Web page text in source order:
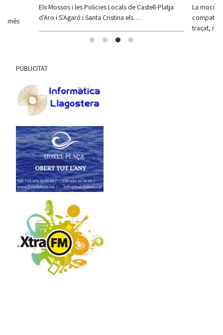
Els Mossos i les Policies Locals de Castell-Platja
d'Aro i S'Agaró i Santa Cristina els…
La moció
compatibiltzar
traçat,
PUBLICITAT